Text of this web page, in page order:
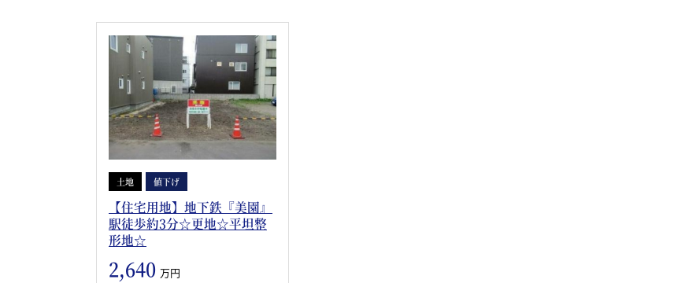
土地 値下げ
【住宅用地】地下鉄『美園』
駅徒歩約3分☆更地☆平坦整
形地☆
2,640 万円